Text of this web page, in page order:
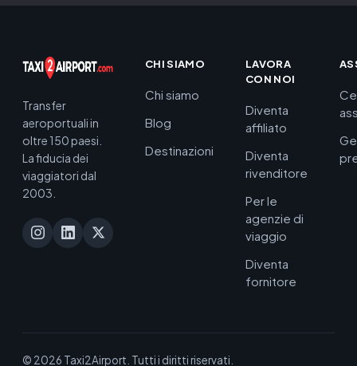
Transfer
aeroportuali in
oltre 150 paesi.
La fiducia dei
viaggiatori dal
2003.
CHI SIAMO
Chi siamo
Blog
Destinazioni
LAVORA
CON NOI
Diventa
affiliato
Diventa
rivenditore
Per le
agenzie di
viaggio
Diventa
fornitore
© 2026 Taxi2Airport. Tutti i diritti riservati.